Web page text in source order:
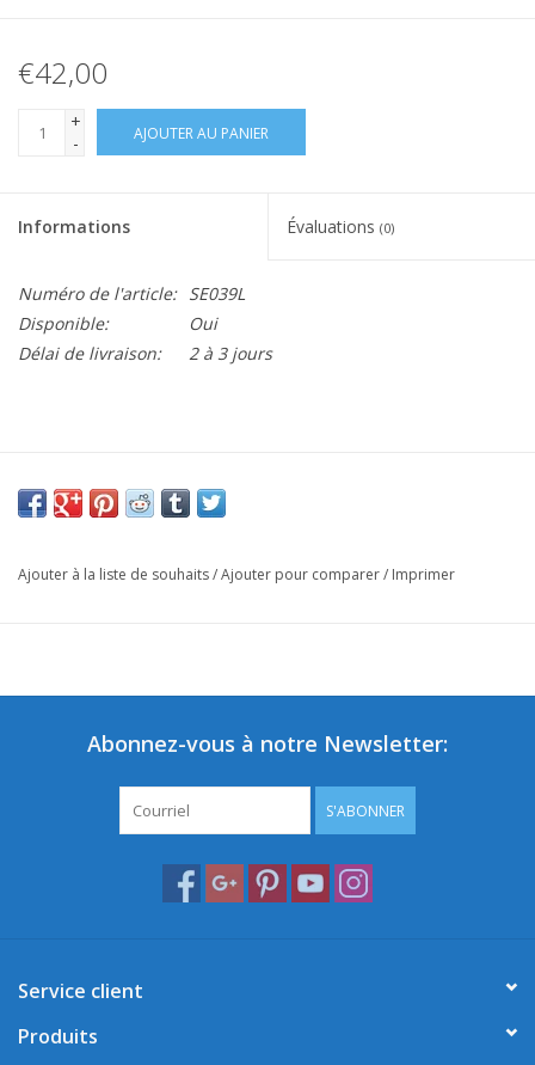
€42,00
+
-
AJOUTER AU PANIER
Informations Évaluations (0)
Numéro de l'article: SE039L
Disponible:
Oui
Délai de livraison:
2 à 3 jours
Ajouter à la liste de souhaits/Ajouter pour comparer/ Imprimer
Abonnez-vous à notre Newsletter:
S'ABONNER
Service client
Produits